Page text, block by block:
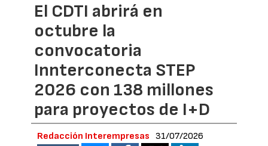
El CDTI abrirá en
octubre la
convocatoria
Innterconecta STEP
2026 con 138 millones
para proyectos de I+D
Redacción Interempresas 31/07/2026